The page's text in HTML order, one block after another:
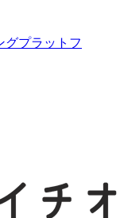
グプラットフ